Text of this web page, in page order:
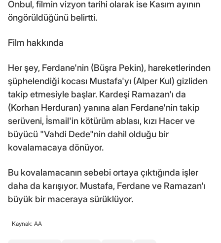
Onbul, filmin vizyon tarihi olarak ise Kasım ayının
öngörüldüğünü belirtti.
Film hakkında
Her şey, Ferdane'nin (Büşra Pekin), hareketlerinden
şüphelendiği kocası Mustafa'yı (Alper Kul) gizliden
takip etmesiyle başlar. Kardeşi Ramazan'ı da
(Korhan Herduran) yanına alan Ferdane'nin takip
serüveni, İsmail'in kötürüm ablası, kızı Hacer ve
büyücü "Vahdi Dede"nin dahil olduğu bir
kovalamacaya dönüyor.
Bu kovalamacanın sebebi ortaya çıktığında işler
daha da karışıyor. Mustafa, Ferdane ve Ramazan'ı
büyük bir maceraya sürüklüyor.
Kaynak: AA